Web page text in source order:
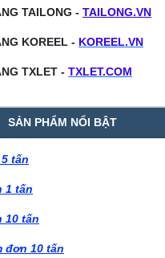
TAILONG - TAILONG.VN
KOREEL - KOREEL.VN
TXLET - TXLET.COM
SẢN PHẨM NỔI BẬT
tấn
1 tấn
10 tấn
đơn 10 tấn